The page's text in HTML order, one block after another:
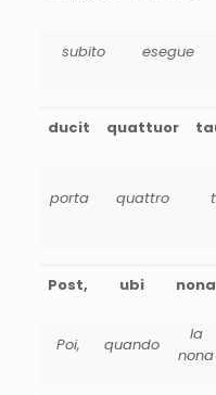
subito esegue
ducit quattuor
porta quattro
Post, ubi nona
Poi, quando
la
nona